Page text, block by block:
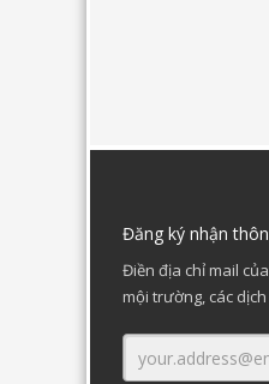
Đăng ký nhận
Điền địa chỉ mail
mội trường, các